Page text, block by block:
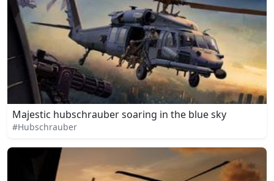
Majestic hubschrauber soaring in the blue sky
#Hubschrauber